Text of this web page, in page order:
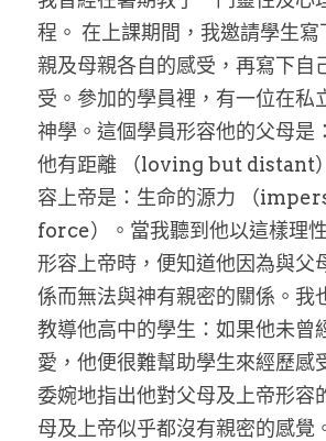
程。 在上課期間，我邀請學生寫
親及母親各自的感受，再寫下自
受。參加的學員裡，有一位在私
神學。這個學員形容他的父母是
他有距離 （loving but distant
容上帝是：生命的源力 （
force）。當我聽到他以這樣理
形容上帝時，便知道他因為與父
係而無法與神有親密的關係。我
教導他高中的學生：如果他未曾
愛，他便很難幫助學生來經歷感
委婉地指出他對父母及上帝形容
母及上帝似乎都沒有親密的感覺